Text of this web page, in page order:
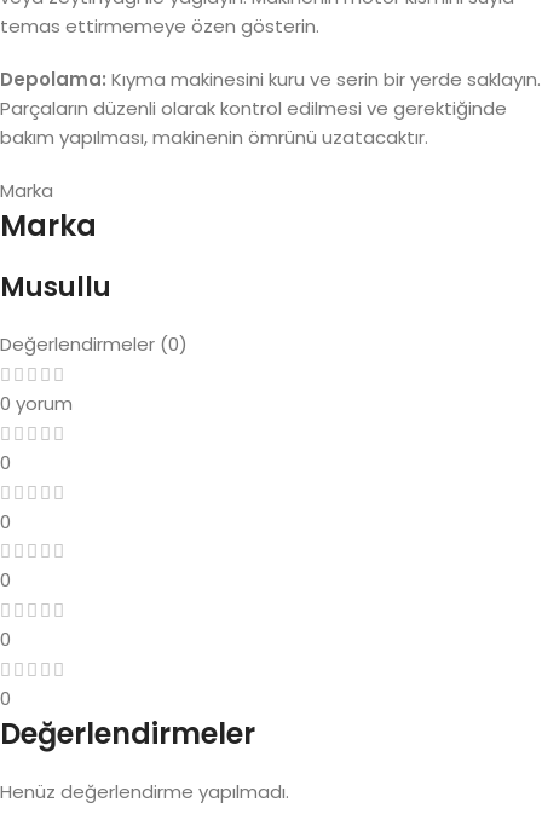
temas ettirmemeye özen gösterin.
Depolama: Kıyma makinesini kuru ve serin bir yerde saklayın.
Parçaların düzenli olarak kontrol edilmesi ve gerektiğinde
bakım yapılması, makinenin ömrünü uzatacaktır.
Marka
Marka
Musullu
Değerlendirmeler (0)
0 yorum
0
0
0
0
0
Değerlendirmeler
Henüz değerlendirme yapılmadı.